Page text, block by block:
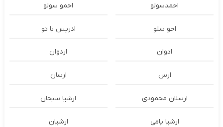
احمدسولو احمو سولو
احو سلو ادریس با تو
ادوان اردوان
ارس ارسان
ارسلان محمودی ارشیا سبحان
ارشیا یامی ارشیان